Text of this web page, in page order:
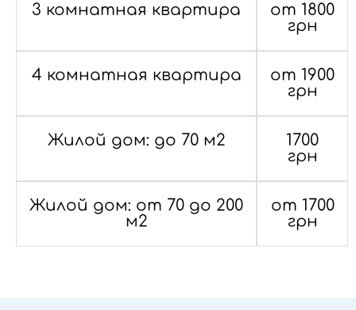
3 комнатная квартира
от 1800
грн
4 комнатная квартира
от 1900
грн
Жилой дом: до 70 м2
1700
грн
Жилой дом: от 70 до 200
м2
от 1700
грн